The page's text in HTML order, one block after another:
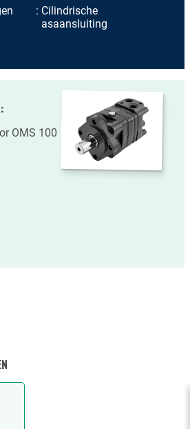
Cilindrische
asaansluiting
OMS 100